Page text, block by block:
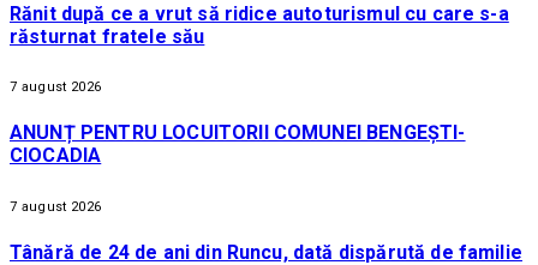
Rănit după ce a vrut să ridice autoturismul cu care s-a
răsturnat fratele său
7 august 2026
ANUNȚ PENTRU LOCUITORII COMUNEI BENGEȘTI-
CIOCADIA
7 august 2026
Tânără de 24 de ani din Runcu, dată dispărută de familie